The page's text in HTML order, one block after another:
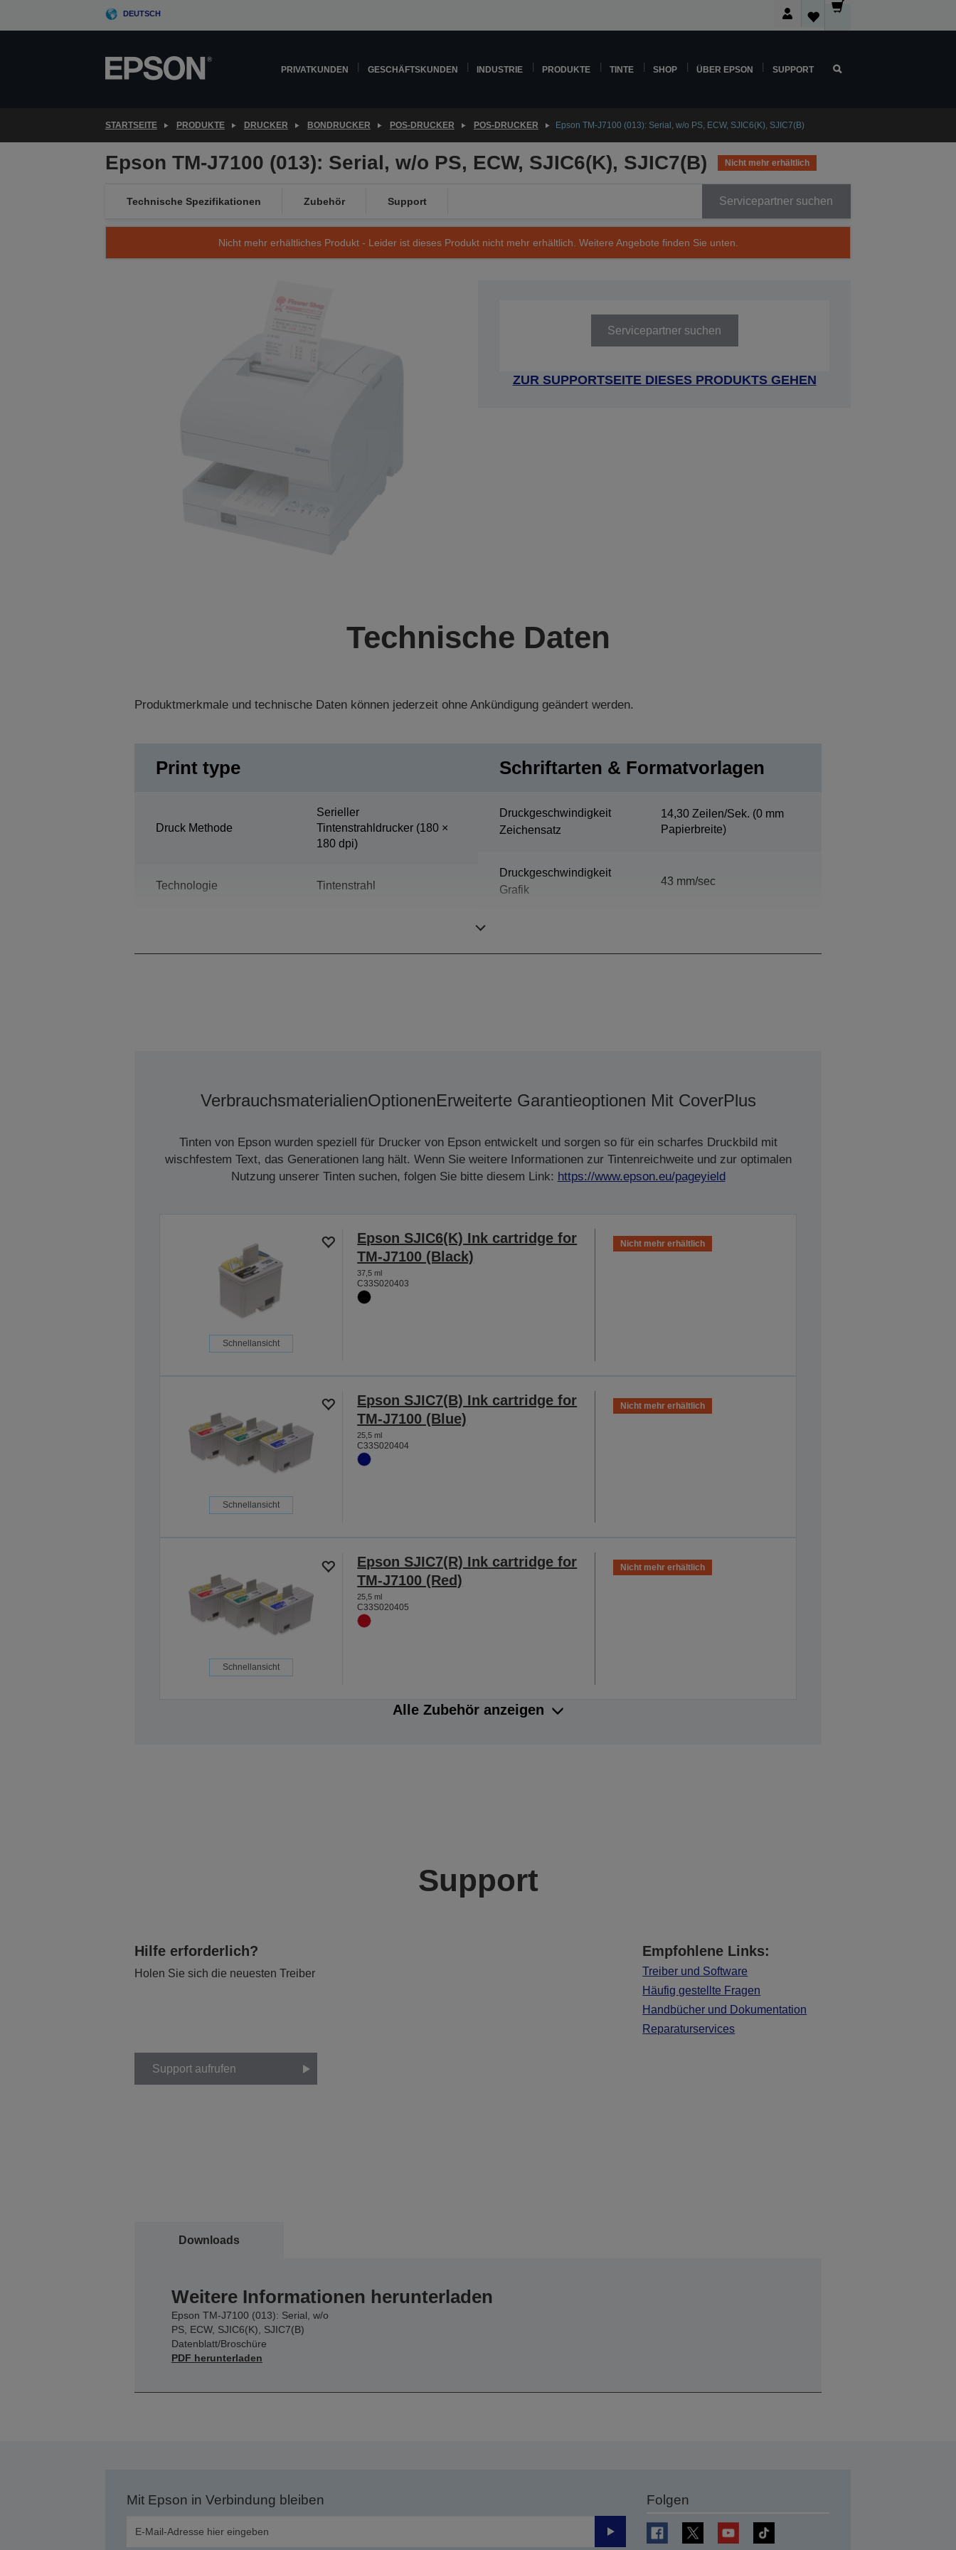
DEUTSCH
PRIVATKUNDEN GESCHÄFTSKUNDEN INDUSTRIE PRODUKTE TINTE SHOP ÜBER EPSON SUPPORT
STARTSEITE PRODUKTE DRUCKER BONDRUCKER POS-DRUCKER POS-DRUCKER Epson TM-J7100 (013): Serial, w/o PS, ECW, SJIC6(K), SJIC7(B)
Epson TM-J7100 (013): Serial, w/o PS, ECW, SJIC6(K), SJIC7(B) Nicht mehr erhältlich
Technische Spezifikationen Zubehör Support Servicepartner suchen
Nicht mehr erhältliches Produkt - Leider ist dieses Produkt nicht mehr erhältlich. Weitere Angebote finden Sie unten.
Servicepartner suchen
ZUR SUPPORTSEITE DIESES PRODUKTS GEHEN
Technische Daten
Produktmerkmale und technische Daten können jederzeit ohne Ankündigung geändert werden.
Print type
Druck Methode
Serieller
Tintenstrahldrucker (180 ×
180 dpi)
Technologie Tintenstrahl
Schriftarten & Formatvorlagen
Druckgeschwindigkeit
Zeichensatz
14,30 Zeilen/Sek. (0 mm
Papierbreite)
Druckgeschwindigkeit
Grafik
43 mm/sec
VerbrauchsmaterialienOptionenErweiterte Garantieoptionen Mit CoverPlus
Tinten von Epson wurden speziell für Drucker von Epson entwickelt und sorgen so für ein scharfes Druckbild mit
wischfestem Text, das Generationen lang hält. Wenn Sie weitere Informationen zur Tintenreichweite und zur optimalen
Nutzung unserer Tinten suchen, folgen Sie bitte diesem Link: https://www.epson.eu/pageyield
Schnellansicht
Epson SJIC6(K) Ink cartridge for
TM-J7100 (Black)
37,5 ml
C33S020403
Nicht mehr erhältlich
Schnellansicht
Epson SJIC7(B) Ink cartridge for
TM-J7100 (Blue)
25,5 ml
C33S020404
Nicht mehr erhältlich
Schnellansicht
Epson SJIC7(R) Ink cartridge for
TM-J7100 (Red)
25,5 ml
C33S020405
Nicht mehr erhältlich
Alle Zubehör anzeigen
Support
Hilfe erforderlich?
Holen Sie sich die neuesten Treiber
Empfohlene Links:
Treiber und Software
Häufig gestellte Fragen
Handbücher und Dokumentation
Reparaturservices
Support aufrufen
Downloads
Weitere Informationen herunterladen
Epson TM-J7100 (013): Serial, w/o
PS, ECW, SJIC6(K), SJIC7(B)
Datenblatt/Broschüre
PDF herunterladen
Mit Epson in Verbindung bleiben
Senden
Folgen